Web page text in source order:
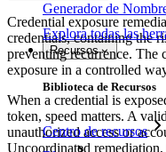
Generador de
Explora todas las
Recursos
Biblioteca de Recursos
Centro de recursos
Credential exposure
credentials, containing the
preventing recurrence. The
exposure in a controlled
When a credential is
token, speed matters. A
unauthorized access or
Uncoordinated